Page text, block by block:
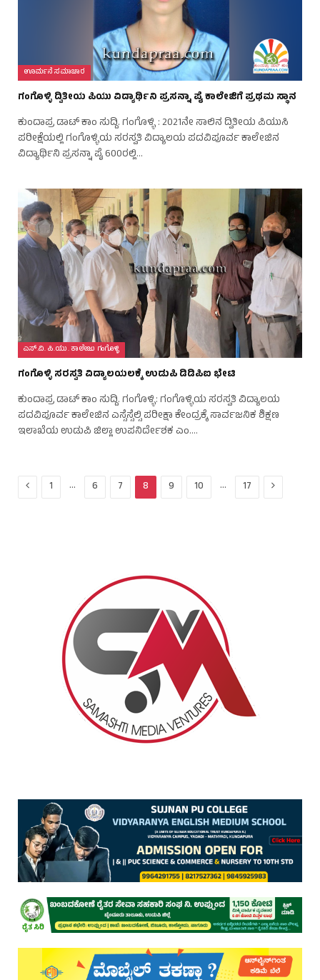
ಊರ್ಮನೆ ಸಮಾಚಾರ
ಗಂಗೊಳ್ಳಿ ದ್ವಿತೀಯ ಪಿಯು ವಿದ್ಯಾರ್ಥಿನಿ ಪ್ರಸನ್ನಾ ಪೈ ಕಾಲೇಜಿಗೆ ಪ್ರಥಮ ಸ್ಥಾನ
ಕುಂದಾಪ್ರ ಡಾಟ್ ಕಾಂ ಸುದ್ದಿ. ಗಂಗೊಳ್ಳಿ : 2021ನೇ ಸಾಲಿನ ದ್ವಿತೀಯ ಪಿಯುಸಿ
ಪರೀಕ್ಷೆಯಲ್ಲಿ ಗಂಗೊಳ್ಳಿಯ ಸರಸ್ವತಿ ವಿದ್ಯಾಲಯ ಪದವಿಪೂರ್ವ ಕಾಲೇಜಿನ
ವಿದ್ಯಾರ್ಥಿನಿ ಪ್ರಸನ್ನಾ ಪೈ 600ರಲ್ಲಿ…
ಎಸ್.ವಿ. ಪಿ.ಯು. ಕಾಲೇಜು ಗಂಗೊಳ್ಳಿ
ಗಂಗೊಳ್ಳಿ ಸರಸ್ವತಿ ವಿದ್ಯಾಲಯಲಕ್ಕೆ ಉಡುಪಿ ಡಿಡಿಪಿಐ ಭೇಟಿ
ಕುಂದಾಪ್ರ ಡಾಟ್ ಕಾಂ ಸುದ್ದಿ. ಗಂಗೊಳ್ಳಿ: ಗಂಗೊಳ್ಳಿಯ ಸರಸ್ವತಿ ವಿದ್ಯಾಲಯ
ಪದವಿಪೂರ್ವ ಕಾಲೇಜಿನ ಎಸ್ಸೆಸ್ಸೆಲ್ಸಿ ಪರೀಕ್ಷಾ ಕೇಂದ್ರಕ್ಕೆ ಸಾರ್ವಜನಿಕ ಶಿಕ್ಷಣ
ಇಲಾಖೆಯ ಉಡುಪಿ ಜಿಲ್ಲಾ ಉಪನಿರ್ದೇಶಕ ಎಂ.…
Previous
1 … 6 7 8 9 10 … 17 Next